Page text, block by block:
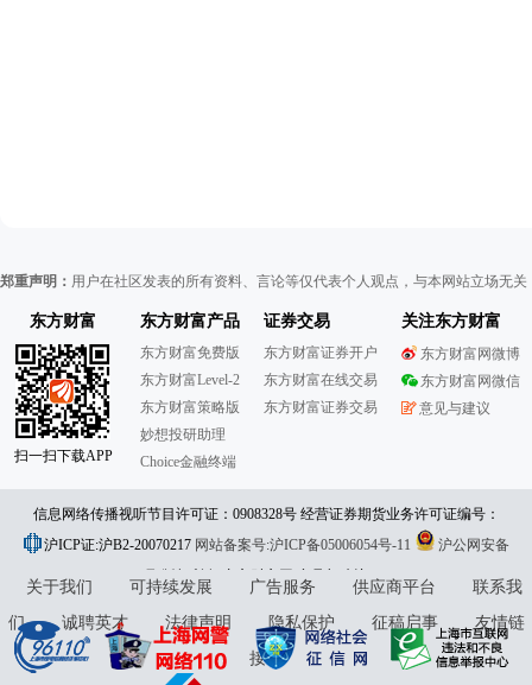
郑重声明： 用户在社区发表的所有资料、言论等仅代表个人观点，与本网站立场无
东方财富
扫一扫下载APP
东方财富产品
东方财富免费版
东方财富Level-2
东方财富策略版
妙想投研助理
Choice金融终端
证券交易
东方财富证券开户
东方财富在线交易
东方财富证券交易
关注东方财富
东方财富网微博
东方财富网微信
意见与建议
信息网络传播视听节目许可证：0908328号 经营证券期货业务许可证编号：
913101046312860336 违法和不良信息举报:021-61278686 举报邮箱：
jubao@eastmoney.com
沪ICP证:沪B2-20070217 网站备案号:沪ICP备05006054号-11
沪公网安备
31010402000120号版权所有:东方财富网意见与建议:4000300059/952500
关于我们 可持续发展 广告服务 供应商平台
联系我
们
诚聘英才 法律声明 隐私保护 征稿启事
友情链
接